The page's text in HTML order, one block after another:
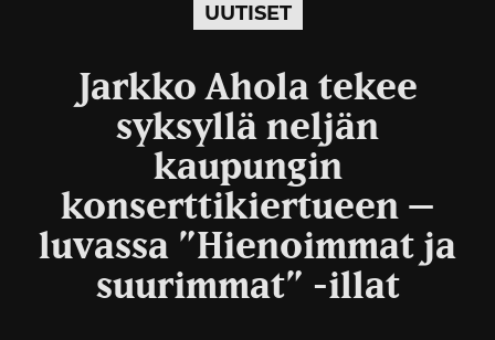
UUTISET
Jarkko Ahola tekee
syksyllä neljän
kaupungin
konserttikiertueen –
luvassa ”Hienoimmat ja
suurimmat” -illat